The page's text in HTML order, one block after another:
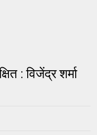
: विजेंद्र शर्मा